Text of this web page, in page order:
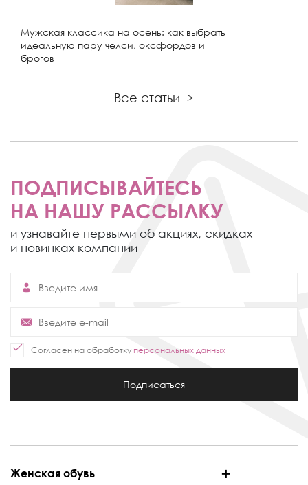
Мужская классика на осень: как выбрать
идеальную пару челси, оксфордов и
брогов
Все статьи >
ПОДПИСЫВАЙТЕСЬ
НА НАШУ РАССЫЛКУ
и узнавайте первыми об акциях, скидках
и новинках компании
Согласен на обработку персональных данных
Подписаться
Женская обувь